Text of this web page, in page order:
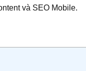
và SEO Mobile.